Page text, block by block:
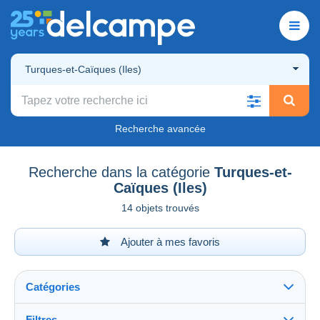
Turques-et-Caïques (Iles)
Recherche avancée
Recherche dans la catégorie Turques-et-
Caïques (Iles)
14 objets trouvés
Ajouter à mes favoris
Catégories